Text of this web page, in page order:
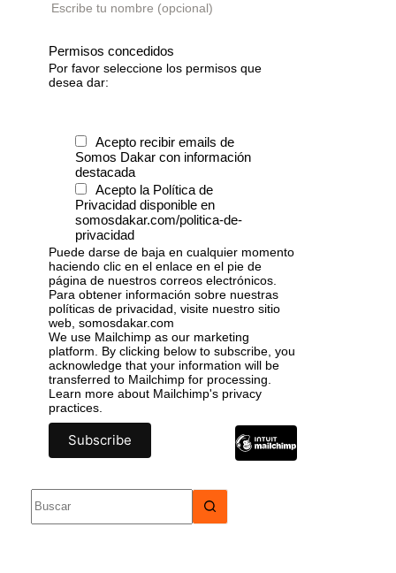
Escribe tu nombre (opcional)
Permisos concedidos
Por favor seleccione los permisos que
desea dar:
Acepto recibir emails de
Somos Dakar con información
destacada
Acepto la Política de
Privacidad disponible en
somosdakar.com/politica-de-
privacidad
Puede darse de baja en cualquier momento
haciendo clic en el enlace en el pie de
página de nuestros correos electrónicos.
Para obtener información sobre nuestras
políticas de privacidad, visite nuestro sitio
web, somosdakar.com
We use Mailchimp as our marketing
platform. By clicking below to subscribe, you
acknowledge that your information will be
transferred to Mailchimp for processing.
Learn more about Mailchimp's privacy
practices.